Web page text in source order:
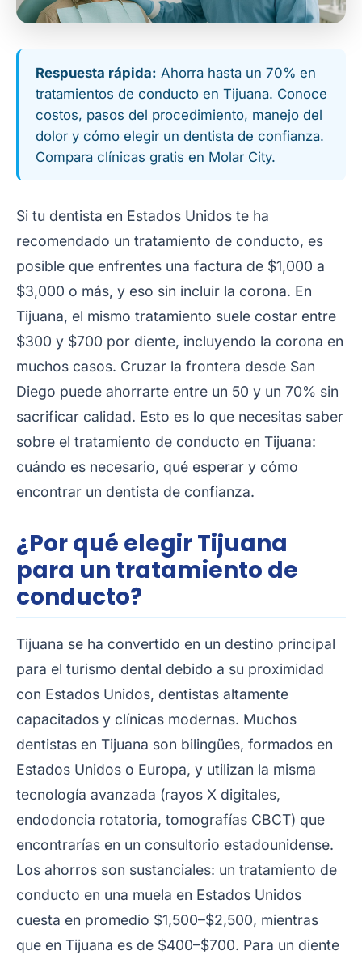
Respuesta rápida: Ahorra hasta un 70% en
tratamientos de conducto en Tijuana. Conoce
costos, pasos del procedimiento, manejo del
dolor y cómo elegir un dentista de confianza.
Compara clínicas gratis en Molar City.
Si tu dentista en Estados Unidos te ha
recomendado un tratamiento de conducto, es
posible que enfrentes una factura de $1,000 a
$3,000 o más, y eso sin incluir la corona. En
Tijuana, el mismo tratamiento suele costar entre
$300 y $700 por diente, incluyendo la corona en
muchos casos. Cruzar la frontera desde San
Diego puede ahorrarte entre un 50 y un 70% sin
sacrificar calidad. Esto es lo que necesitas saber
sobre el tratamiento de conducto en Tijuana:
cuándo es necesario, qué esperar y cómo
encontrar un dentista de confianza.
¿Por qué elegir Tijuana
para un tratamiento de
conducto?
Tijuana se ha convertido en un destino principal
para el turismo dental debido a su proximidad
con Estados Unidos, dentistas altamente
capacitados y clínicas modernas. Muchos
dentistas en Tijuana son bilingües, formados en
Estados Unidos o Europa, y utilizan la misma
tecnología avanzada (rayos X digitales,
endodoncia rotatoria, tomografías CBCT) que
encontrarías en un consultorio estadounidense.
Los ahorros son sustanciales: un tratamiento de
conducto en una muela en Estados Unidos
cuesta en promedio $1,500–$2,500, mientras
que en Tijuana es de $400–$700. Para un diente